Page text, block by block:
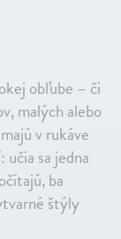
obľube – či
malých alebo
v rukáve
sa jedna
ba
štýly